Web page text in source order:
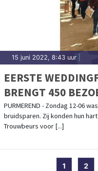
15 juni 2022, 8:43 uur
EERSTE
BRENGT 450
MARKTHAL
PURMEREND - Zondag 12-06
bruidsparen. Zij konden hun
Trouwbeurs voor [...]
1 2